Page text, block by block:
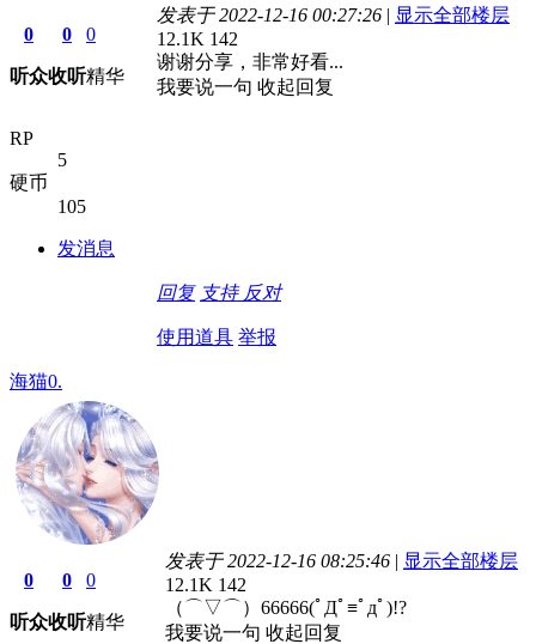
0
听众
0
收听
0
精华
RP
5
硬币
105
发消息
发表于 2022-12-16 00:27:26 | 显示全部楼层
12.1K 142
谢谢分享，非常好看...
我要说一句 收起回复
回复 支持 反对
使用道具 举报
海猫0.
0
听众
0
收听
0
精华
发表于 2022-12-16 08:25:46 | 显示全部楼层
12.1K 142
（⌒▽⌒）66666(ﾟДﾟ≡ﾟдﾟ)!?
我要说一句 收起回复